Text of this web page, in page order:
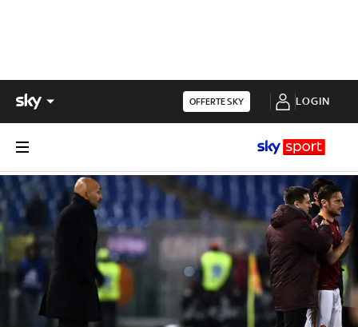
OFFERTE SKY LOGIN